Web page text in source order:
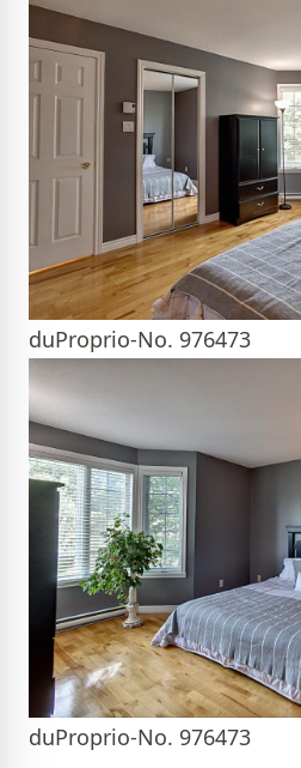
duProprio-No. 976473
duProprio-No. 976473